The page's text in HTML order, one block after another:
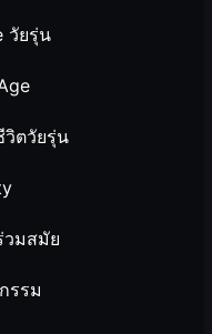
วัยรุ่น
ตวัยรุ่น
วมสมัย
รรม